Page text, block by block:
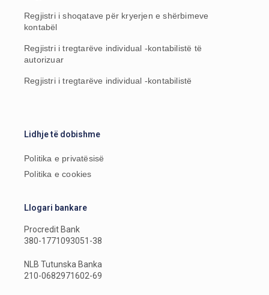
Regjistri i shoqatave për kryerjen e shërbimeve
kontabël
Regjistri i tregtarëve individual -kontabilistë të
autorizuar
Regjistri i tregtarëve individual -kontabilistë
Lidhje të dobishme
Politika e privatësisë
Politika e cookies
Llogari bankare
Procredit Bank
380-1771093051-38
NLB Tutunska Banka
210-0682971602-69